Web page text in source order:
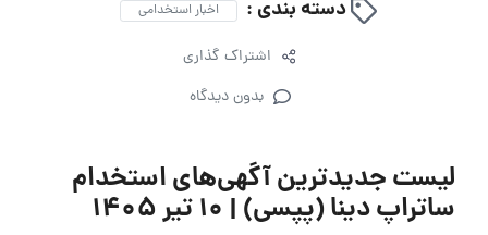
دسته بندی : اخبار استخدامی
اشتراک گذاری
بدون دیدگاه
لیست جدیدترین آگهی‌های استخدام
ساتراپ دینا (پپسی) | ۱۰ تیر ۱۴۰۵